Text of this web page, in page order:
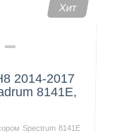
Хит
2014-2017
8141E,
Spectrum 8141E